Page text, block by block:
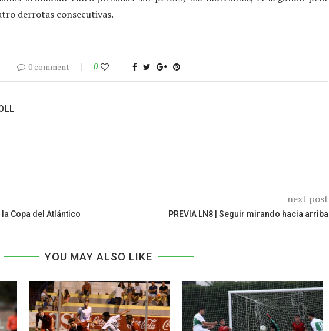
derrotas consecutivas.
0 comment 0
Copa del Atlántico
next post
PREVIA LN8 | Seguir mirando hacia arriba
YOU MAY ALSO LIKE